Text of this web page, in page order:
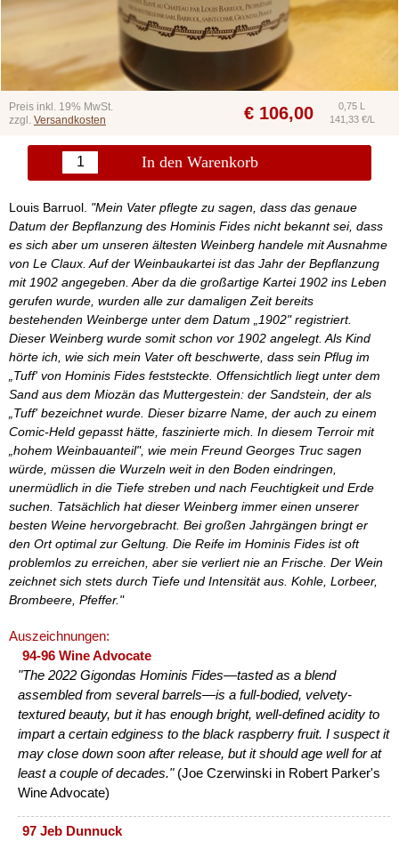
Preis inkl. 19% MwSt.
zzgl. Versandkosten € 106,00
0,75 L
141,33 €/L
In den Warenkorb
Louis Barruol. "Mein Vater pflegte zu sagen, dass das genaue
Datum der Bepflanzung des Hominis Fides nicht bekannt sei, dass
es sich aber um unseren ältesten Weinberg handele mit Ausnahme
von Le Claux. Auf der Weinbaukartei ist das Jahr der Bepflanzung
mit 1902 angegeben. Aber da die großartige Kartei 1902 ins Leben
gerufen wurde, wurden alle zur damaligen Zeit bereits
bestehenden Weinberge unter dem Datum „1902" registriert.
Dieser Weinberg wurde somit schon vor 1902 angelegt. Als Kind
hörte ich, wie sich mein Vater oft beschwerte, dass sein Pflug im
„Tuff' von Hominis Fides feststeckte. Offensichtlich liegt unter dem
Sand aus dem Miozän das Muttergestein: der Sandstein, der als
„Tuff' bezeichnet wurde. Dieser bizarre Name, der auch zu einem
Comic-Held gepasst hätte, faszinierte mich. In diesem Terroir mit
„hohem Weinbauanteil", wie mein Freund Georges Truc sagen
würde, müssen die Wurzeln weit in den Boden eindringen,
unermüdlich in die Tiefe streben und nach Feuchtigkeit und Erde
suchen. Tatsächlich hat dieser Weinberg immer einen unserer
besten Weine hervorgebracht. Bei großen Jahrgängen bringt er
den Ort optimal zur Geltung. Die Reife im Hominis Fides ist oft
problemlos zu erreichen, aber sie verliert nie an Frische. Der Wein
zeichnet sich stets durch Tiefe und Intensität aus. Kohle, Lorbeer,
Brombeere, Pfeffer."
Auszeichnungen:
94-96 Wine Advocate
"The 2022 Gigondas Hominis Fides—tasted as a blend
assembled from several barrels—is a full-bodied, velvety-
textured beauty, but it has enough bright, well-defined acidity to
impart a certain edginess to the black raspberry fruit. I suspect it
may close down soon after release, but it should age well for at
least a couple of decades."(Joe Czerwinski in Robert Parker's
Wine Advocate)
97 Jeb Dunnuck